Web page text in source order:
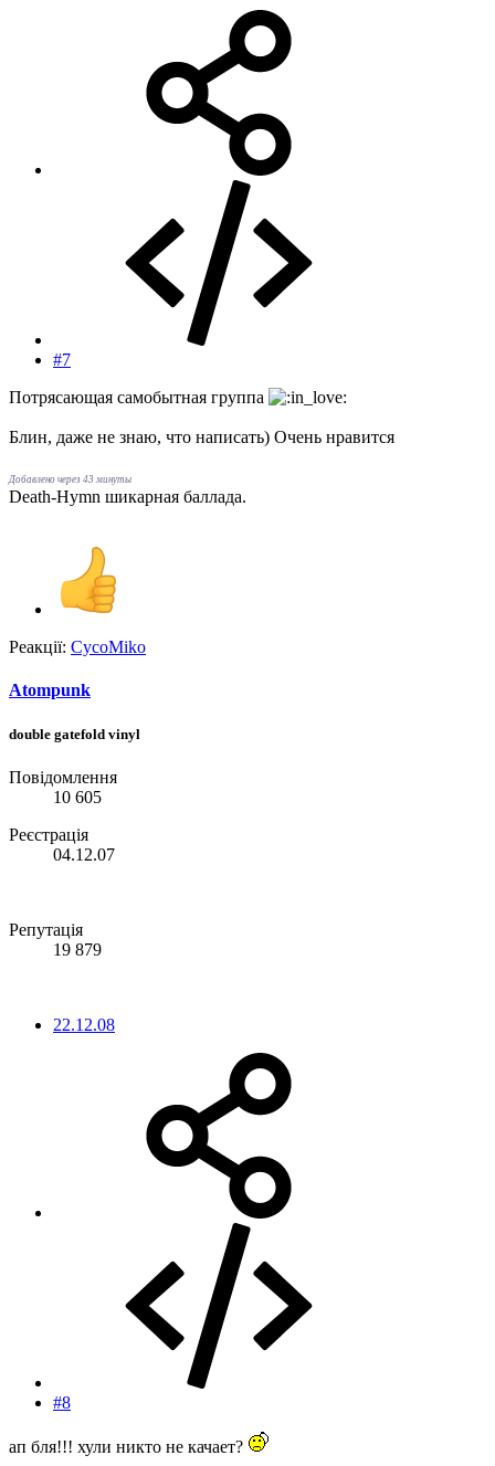
#7
Потрясающая самобытная группа
Блин, даже не знаю, что написать) Очень нравится
Добавлено через 43 минуты
Death-Hymn шикарная баллада.
Реакції: CycoMiko
Atompunk
double gatefold vinyl
Повідомлення
10 605
Реєстрація
04.12.07
Репутація
19 879
22.12.08
#8
ап бля!!! хули никто не качает?